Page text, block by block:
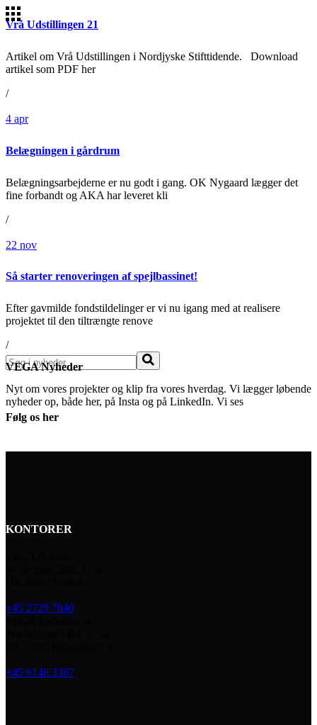
Vrå Udstillingen 21
Artikel om Vrå Udstillingen i Nordjyske Stifttidende. Download
artikel som PDF her
/
4 apr
Belægningen i gårdrum
Belægningsarbejderne er nu godt i gang. OK Nygaard lægger det
fine forbandt og AKA har leveret kli
/
22 nov
Så starter renoveringen af spejlbassinet!
Efter gavmilde fondstildelinger er vi nu igang med at realisere
projektet til den tiltrængte renove
/
Søg
VEGA Nyheder
Nyt om vores projekter og klip fra vores hverdag. Vi lægger løbende
nyheder op, både her, på Insta og på LinkedIn. Vi ses
Følg os her
KONTORER
+45 2729 7840
+45 6146 3387